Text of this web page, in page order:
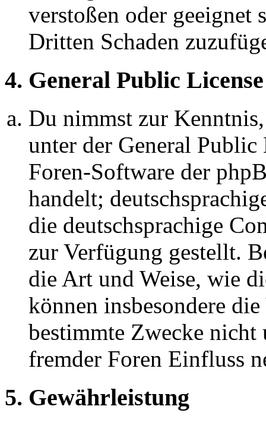
verstoßen oder geeignet
Dritten Schaden
4. General Public License
Du nimmst zur
unter der General
Foren-Software der
handelt;
die deutschsprachige
zur Verfügung gestellt.
die Art und Weise, wie
können insbesondere
bestimmte Zwecke nicht
fremder Foren Einfluss
5. Gewährleistung